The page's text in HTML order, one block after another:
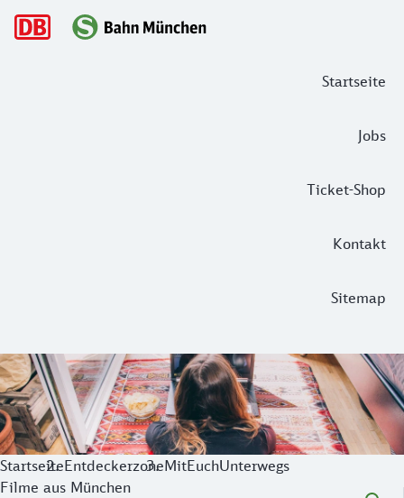
Startseite
Jobs
Ticket-Shop
Kontakt
Sitemap
Hauptnavigation
In der S-Bahn oder zuhause: 7 Filme,
„Mensch, ist das nicht bei uns um die Ecke?!“ – Habt ihr
StartseiteEntdeckerzoneMitEuchUnterwegs
Filme aus München